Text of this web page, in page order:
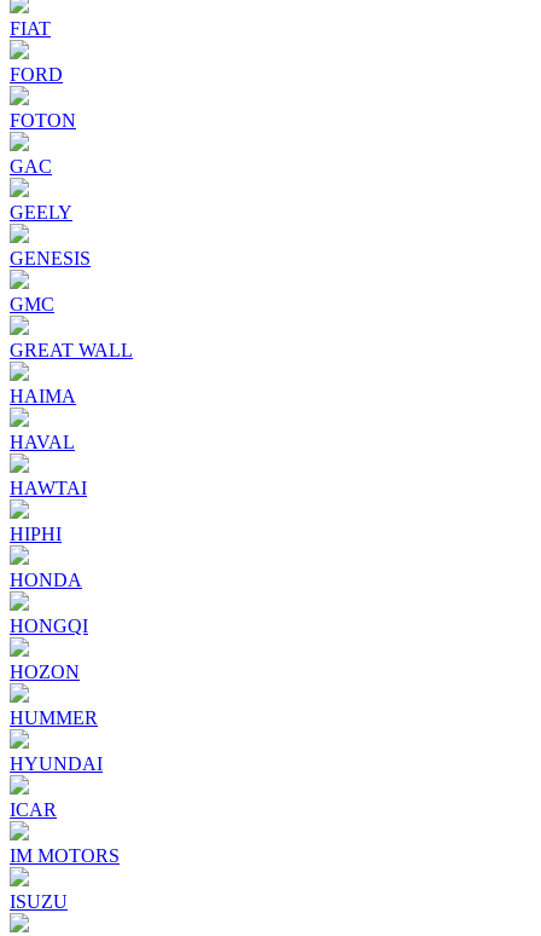
FIAT
FORD
FOTON
GAC
GEELY
GENESIS
GMC
GREAT WALL
HAIMA
HAVAL
HAWTAI
HIPHI
HONDA
HONGQI
HOZON
HUMMER
HYUNDAI
ICAR
IM MOTORS
ISUZU